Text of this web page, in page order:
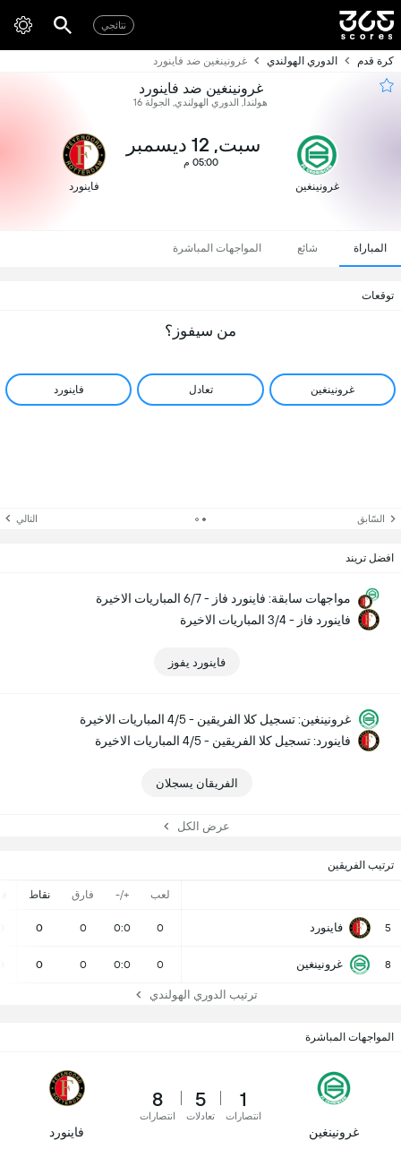
نتائجي
كرة قدم الدوري الهولندي غرونينغين ضد فاينورد
غرونينغين ضد فاينورد
هولندا, الدوري الهولندي, الجولة 16
غرونينغين
سبت, 12 ديسمبر
05:00 م
فاينورد
المباراة شائع المواجهات المباشرة
توقعات
من سيفوز؟
غرونينغين تعادل فاينورد
السّابق التالي
افضل تريند
مواجهات سابقة: فاينورد فاز - 6/7 المباريات الاخيرة
فاينورد فاز - 3/4 المباريات الاخيرة
فاينورد يفوز
غرونينغين: تسجيل كلا الفريقين - 4/5 المباريات الاخيرة
فاينورد: تسجيل كلا الفريقين - 4/5 المباريات الاخيرة
الفريقان يسجلان
عرض الكل
ترتيب الفريقين
لعب +/- فارق نقاط
5 فاينورد 0
0:0
0
0
8 غرونينغين 0
0:0
0
0
ترتيب الدوري الهولندي
المواجهات المباشرة
غرونينغين
1
انتصارات
5
تعادلات
8
انتصارات
فاينورد